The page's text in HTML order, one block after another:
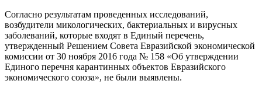
Согласно результатам проведенных исследований,
возбудители микологических, бактериальных и вирусных
заболеваний, которые входят в Единый перечень,
утвержденный Решением Совета Евразийской экономической
комиссии от 30 ноября 2016 года № 158 «Об утверждении
Единого перечня карантинных объектов Евразийского
экономического союза», не были выявлены.